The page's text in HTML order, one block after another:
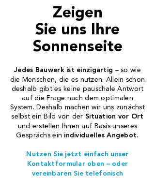
Zeigen
Sie uns Ihre
Sonnenseite
Jedes Bauwerk ist einzigartig – so wie
die Menschen, die es nutzen. Allein schon
deshalb gibt es keine pauschale Antwort
auf die Frage nach dem optimalen
System. Deshalb machen wir uns zunächst
selbst ein Bild von der Situation vor Ort
und erstellen Ihnen auf Basis unseres
Gesprächs ein individuelles Angebot.
Nutzen Sie jetzt einfach unser
Kontaktformular oben – oder
vereinbaren Sie telefonisch